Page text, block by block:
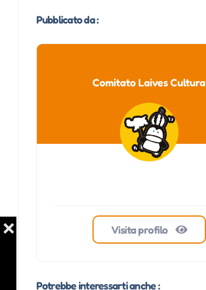
❌
Pubblicato da :
Comitato Laives Cultura
Visita profilo
Potrebbe interessarti anche :